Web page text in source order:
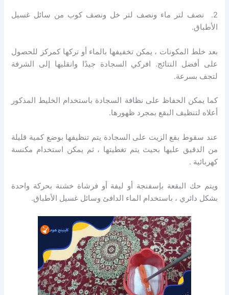
2. نصف لتر ماء ونصف لتر خل ونصف كوب من سائل غسيل
الأطباق.
بعد خلط المكونات ، يمكن تخفيفها بالماء أو تركها كمركز للحصول
على أفضل النتائج.
افركي السجادة جيدًا وانقليها إلى الشرفة
لتجف بسرعة.
كما يمكن الحفاظ على نظافة السجادة باستخدام الخليط المذكور
أعلاه لتنظيف البقع بمجرد ظهورها.
عند سقوط بقع الزيت على السجادة يتم تنظيفها بوضع كمية قليلة
من الدقيق عليها بحيث يتم تغطيتها ، ثم يمكن استخدام مكنسة
كهربائية .
ويتم حك البقعة بإسفنجة أو ليفة أو فرشاة خشنة بحركة واحدة
بشكل دائري ، باستخدام الماء الدافئ وسائل غسيل الأطباق.